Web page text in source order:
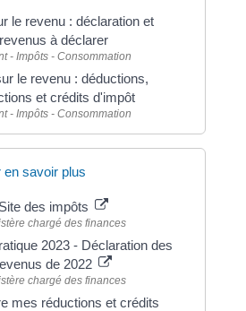
le revenu : déclaration et
revenus à déclarer
- Impôts - Consommation
le revenu : déductions,
et crédits d'impôt
- Impôts - Consommation
en savoir plus
Site des impôts
chargé des finances
2023 - Déclaration des
de 2022
chargé des finances
mes réductions et crédits